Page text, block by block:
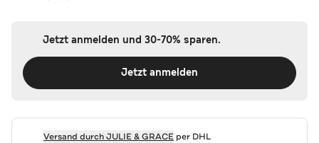
Jetzt anmelden und 30-70% sparen.
Jetzt anmelden
Versand durchJULIE & GRACEper DHL